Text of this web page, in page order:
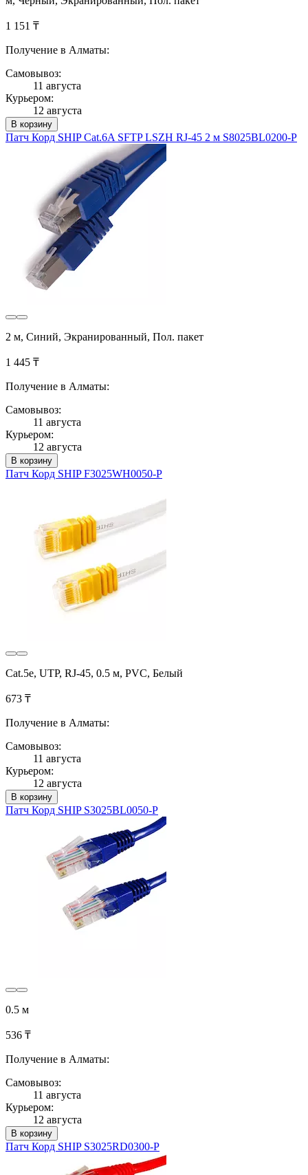
1 151 ₸
Получение в Алматы:
Самовывоз:
11 августа
Курьером:
12 августа
В корзину
Патч Корд SHIP Cat.6A SFTP LSZH RJ-45 2 м S8025BL0200-P
2 м, Синий, Экранированный, Пол. пакет
1 445 ₸
Получение в Алматы:
Самовывоз:
11 августа
Курьером:
12 августа
В корзину
Патч Корд SHIP F3025WH0050-P
Cat.5e, UTP, RJ-45, 0.5 м, PVC, Белый
673 ₸
Получение в Алматы:
Самовывоз:
11 августа
Курьером:
12 августа
В корзину
Патч Корд SHIP S3025BL0050-P
0.5 м
536 ₸
Получение в Алматы:
Самовывоз:
11 августа
Курьером:
12 августа
В корзину
Патч Корд SHIP S3025RD0300-P